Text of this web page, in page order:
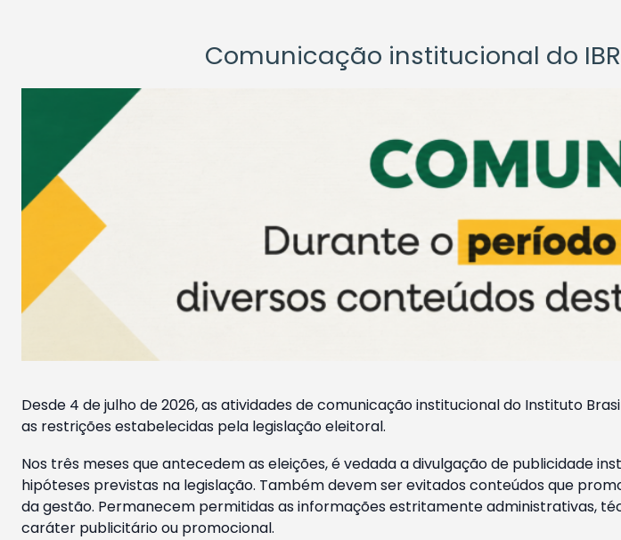
Comunicação institucional do
Desde 4 de julho de 2026, as atividades de comunicação institucional do Instituto
as restrições estabelecidas pela legislação eleitoral.
Nos três meses que antecedem as eleições, é vedada a divulgação de publicidade
hipóteses previstas na legislação. Também devem ser evitados conteúdos que
da gestão. Permanecem permitidas as informações estritamente administrativas,
caráter publicitário ou promocional.